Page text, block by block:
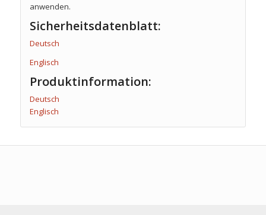
anwenden.
Sicherheitsdatenblatt:
Deutsch
Englisch
Produktinformation:
Deutsch
Englisch